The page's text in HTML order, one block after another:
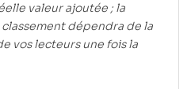
valeur ajoutée ; la
dépendra de la
vos lecteurs une fois la